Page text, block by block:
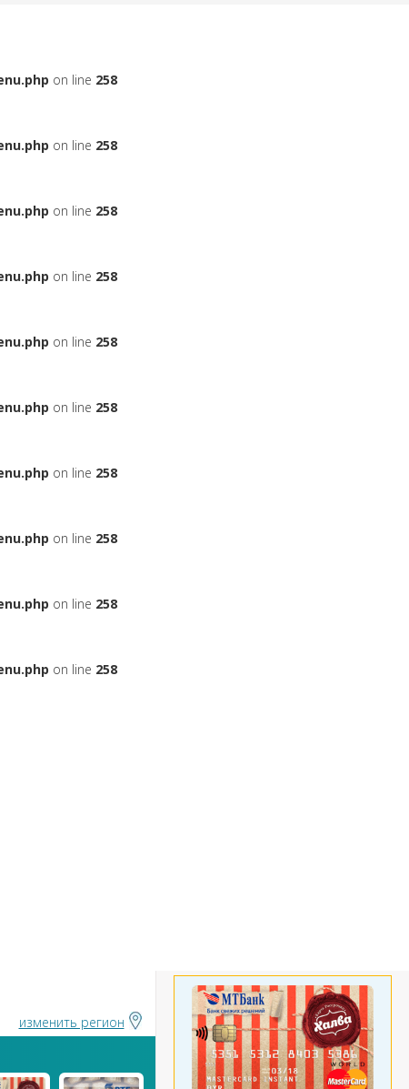
on line 258
on line 258
on line 258
on line 258
on line 258
on line 258
on line 258
on line 258
on line 258
on line 258
изменить регион